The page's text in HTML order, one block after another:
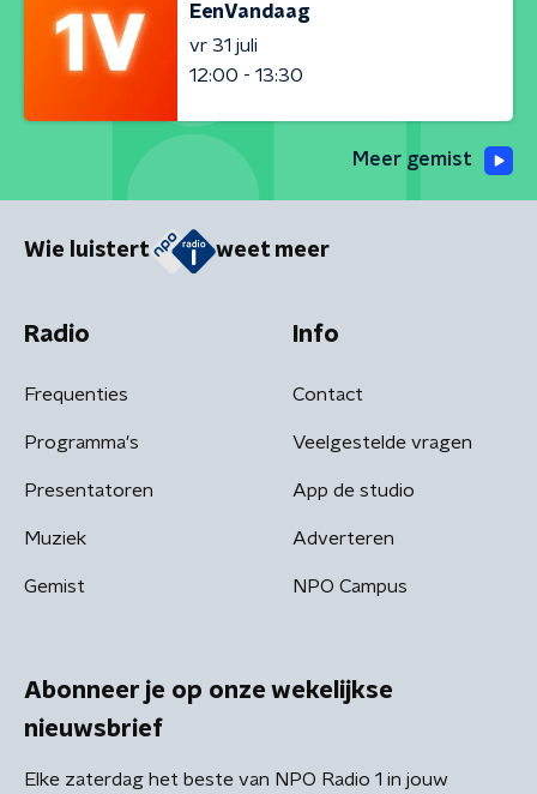
EenVandaag
vr 31 juli
12:00 - 13:30
Meer gemist
Wie luistert weet meer
Radio
Frequenties
Programma's
Presentatoren
Muziek
Gemist
Info
Contact
Veelgestelde vragen
App de studio
Adverteren
NPO Campus
Abonneer je op onze wekelijkse
nieuwsbrief
Elke zaterdag het beste van NPO Radio 1 in jouw